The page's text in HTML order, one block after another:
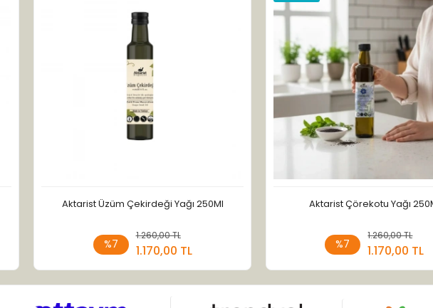
Aktarist Üzüm Çekirdeği Yağı 250Ml
%7
1.260,00 TL
1.170,00 TL
Sepete Ekle
Aktarist Çörekotu Yağı
%7
1.260,00 TL
1.170,00 TL
Sepete